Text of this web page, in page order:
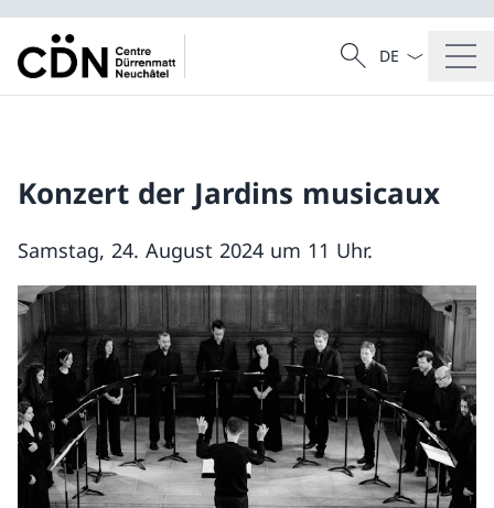
Suche
Suche
Sprach
Konzert der Jardins musicaux
Samstag, 24. August 2024 um 11 Uhr.